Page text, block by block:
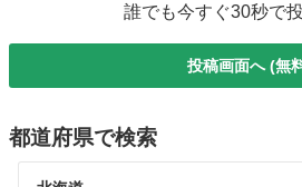
誰でも今すぐ30秒で
投稿画面へ (無
都道府県で検索